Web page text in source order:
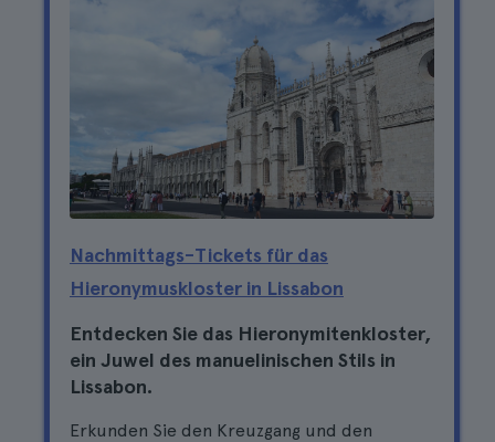
Nachmittags-Tickets für das
Hieronymuskloster in Lissabon
Entdecken Sie das Hieronymitenkloster,
ein Juwel des manuelinischen Stils in
Lissabon.
Erkunden Sie den Kreuzgang und den